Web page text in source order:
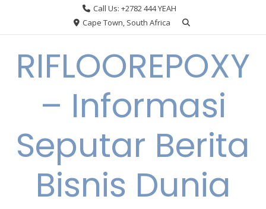
Call Us: +2782 444 YEAH
Cape Town, South Africa
RIFLOOREPOXY
– Informasi
Seputar Berita
Bisnis Dunia